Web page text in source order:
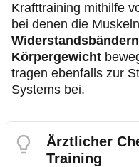
Krafttraining mithilfe
bei denen die
Widerstandsbändern
Körpergewicht
tragen ebenfalls zur
Systems bei.
Ärztlicher
Training